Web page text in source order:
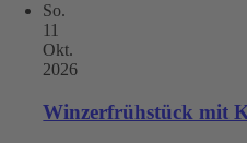
So.
11
Okt.
2026
Winzerfrühstück mit